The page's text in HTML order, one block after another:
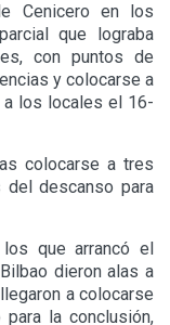
Cenicero en los
que lograba
con puntos de
y colocarse a
a los locales el 16-
colocarse a tres
del descanso para
que arrancó el
dieron alas a
a colocarse
la conclusión,